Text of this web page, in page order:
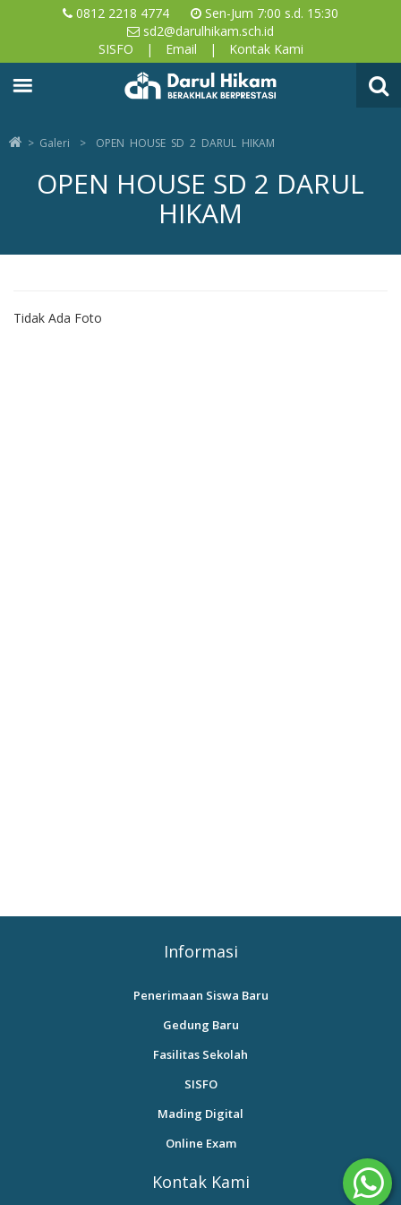
0812 2218 4774
Sen-Jum 7:00 s.d. 15:30
sd2@darulhikam.sch.id
SISFO
| Email |
Kontak Kami
Sekolah Islam Bandung, SD di Rancaekek Kabupaten Bandung, Darul
Hikam, SD 2 Darul Hikam Rancaekek
> Galeri > OPEN HOUSE SD 2 DARUL HIKAM
OPEN HOUSE SD 2 DARUL
HIKAM
Tidak Ada Foto
Informasi
Penerimaan Siswa Baru
Gedung Baru
Fasilitas Sekolah
SISFO
Mading Digital
Online Exam
Kontak Kami